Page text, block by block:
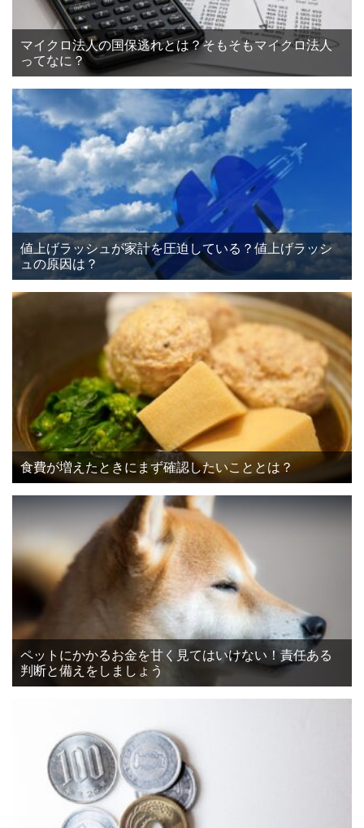
マイクロ法人の国保逃れとは？そもそもマイクロ法人
ってなに？
値上げラッシュが家計を圧迫している？値上げラッシ
ュの原因は？
食費が増えたときにまず確認したいこととは？
ペットにかかるお金を甘く見てはいけない！責任ある
判断と備えをしましょう